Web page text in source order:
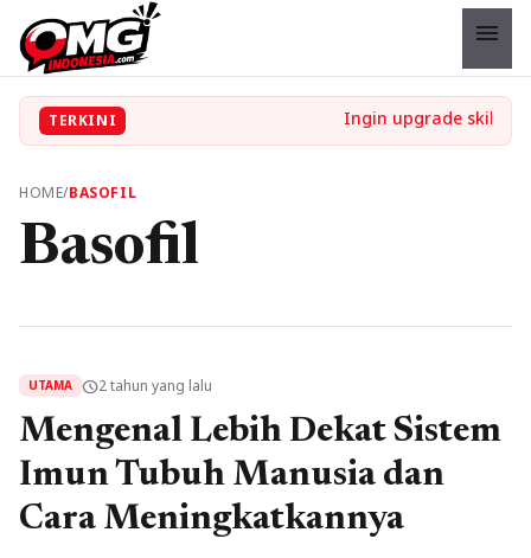
menu
TERKINI
HOME/BASOFIL
Basofil
UTAMA schedule2 tahun yang lalu
Mengenal Lebih Dekat Sistem
Imun Tubuh Manusia dan
Cara Meningkatkannya